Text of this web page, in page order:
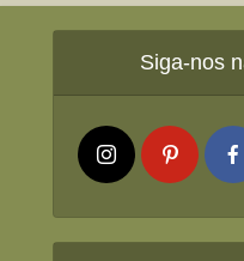
Siga-nos